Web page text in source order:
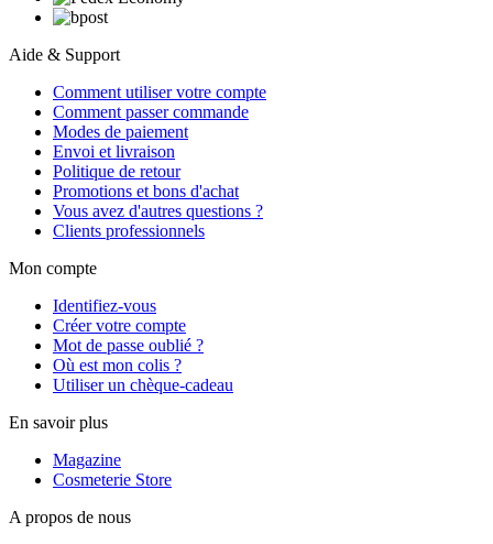
Aide & Support
Comment utiliser votre compte
Comment passer commande
Modes de paiement
Envoi et livraison
Politique de retour
Promotions et bons d'achat
Vous avez d'autres questions ?
Clients professionnels
Mon compte
Identifiez-vous
Créer votre compte
Mot de passe oublié ?
Où est mon colis ?
Utiliser un chèque-cadeau
En savoir plus
Magazine
Cosmeterie Store
A propos de nous